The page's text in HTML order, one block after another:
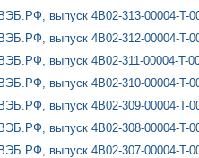
выпуск 4B02-313-00004-T-
выпуск 4B02-312-00004-T-
выпуск 4B02-311-00004-T-
выпуск 4B02-310-00004-T-
выпуск 4B02-309-00004-T-
выпуск 4B02-308-00004-T-
выпуск 4B02-307-00004-T-